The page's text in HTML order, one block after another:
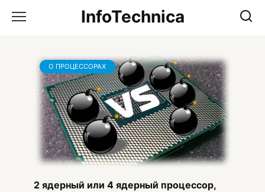
InfoTechnica
О ПРОЦЕССОРАХ
2 ядерный или 4 ядерный процессор,